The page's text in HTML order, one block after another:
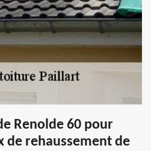
Renolde 60 pour
de rehaussement de